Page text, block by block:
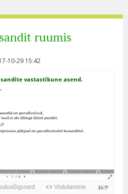
ruumis
10-29 15:42